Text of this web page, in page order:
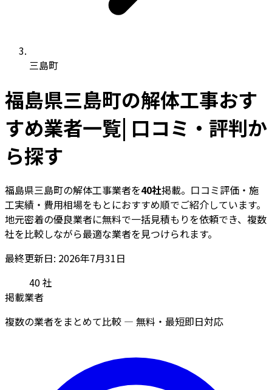
三島町
福島県三島町の解体工事おす
すめ業者一覧| 口コミ・評判か
ら探す
福島県三島町の解体工事業者を40社掲載。口コミ評価・施
工実績・費用相場をもとにおすすめ順でご紹介しています。
地元密着の優良業者に無料で一括見積もりを依頼でき、複数
社を比較しながら最適な業者を見つけられます。
最終更新日: 2026年7月31日
40社
掲載業者
複数の業者をまとめて比較 — 無料・最短即日対応